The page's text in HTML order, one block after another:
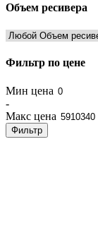
Объем ресивера
Фильтр по цене
Мин цена
-
Макс цена
Фильтр